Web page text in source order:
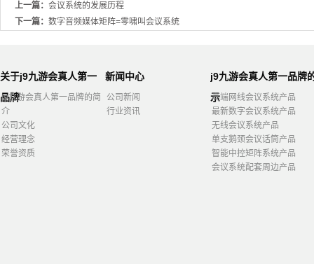
上一篇： 会议系统的发展历程
下一篇： 数字音频媒体矩阵=零啸叫会议系统
关于j9九游会真人第一
品牌
j9九游会真人第一品牌的简
介
公司文化
经营理念
荣誉资质
新闻中心
公司新闻
行业资讯
j9九游会真人第一品牌
示
高端网线会议系统产品
最新数字会议系统产品
无线会议系统产品
单支鹅颈会议话筒产品
智能中控矩阵系统产品
会议系统配套周边产品